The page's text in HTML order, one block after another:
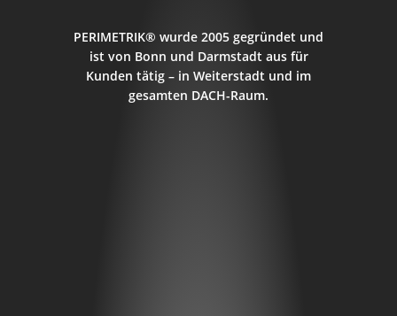
PERIMETRIK® wurde 2005 gegründet und
ist von Bonn und Darmstadt aus für
Kunden tätig – in Weiterstadt und im
gesamten DACH-Raum.